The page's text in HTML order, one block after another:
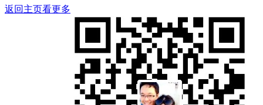
返回主页看更多